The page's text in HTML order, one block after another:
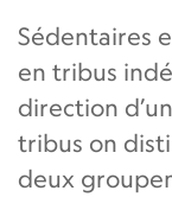
Sédentaires
en tribus
direction
tribus on
deux